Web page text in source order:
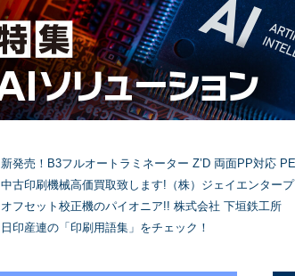
新発売！B3フルオートラミネーター Z’D 両面PP対応
中古印刷機械高価買取致します!（株）ジェイエンター
オフセット校正機のパイオニア!! 株式会社 下垣鉄工所
日印産連の「印刷用語集」をチェック！